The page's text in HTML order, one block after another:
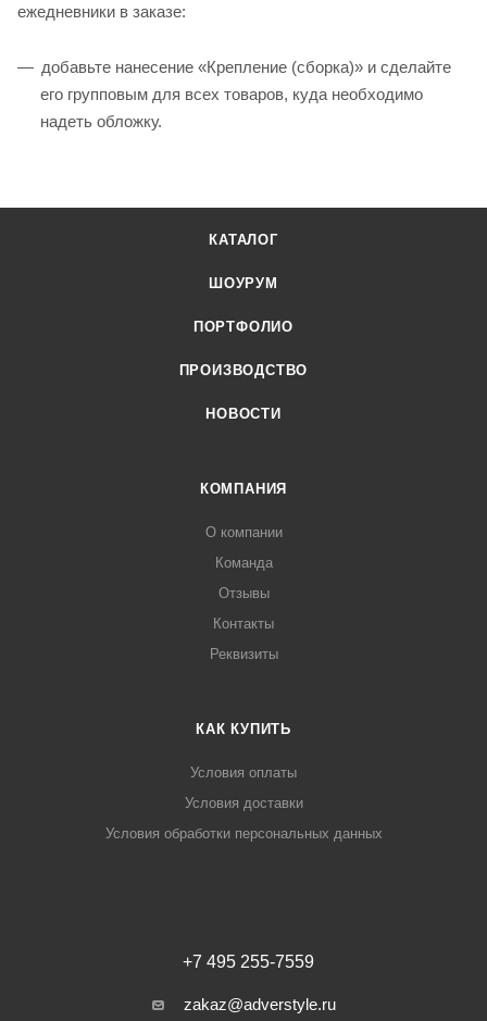
ежедневники в заказе:
добавьте нанесение «Крепление (сборка)» и сделайте
его групповым для всех товаров, куда необходимо
надеть обложку.
КАТАЛОГ
ШОУРУМ
ПОРТФОЛИО
ПРОИЗВОДСТВО
НОВОСТИ
КОМПАНИЯ
О компании
Команда
Отзывы
Контакты
Реквизиты
КАК КУПИТЬ
Условия оплаты
Условия доставки
Условия обработки персональных данных
+7 495 255-7559
zakaz@adverstyle.ru